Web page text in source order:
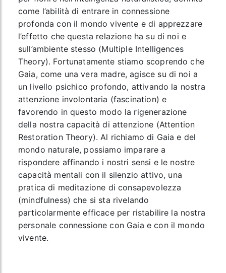
come l’abilità di entrare in connessione
profonda con il mondo vivente e di apprezzare
l’effetto che questa relazione ha su di noi e
sull’ambiente stesso (Multiple Intelligences
Theory). Fortunatamente stiamo scoprendo che
Gaia, come una vera madre, agisce su di noi a
un livello psichico profondo, attivando la nostra
attenzione involontaria (fascination) e
favorendo in questo modo la rigenerazione
della nostra capacità di attenzione (Attention
Restoration Theory). Al richiamo di Gaia e del
mondo naturale, possiamo imparare a
rispondere affinando i nostri sensi e le nostre
capacità mentali con il silenzio attivo, una
pratica di meditazione di consapevolezza
(mindfulness) che si sta rivelando
particolarmente efficace per ristabilire la nostra
personale connessione con Gaia e con il mondo
vivente.